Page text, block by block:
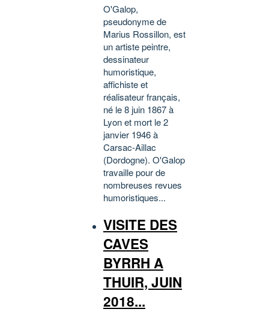
O'Galop,
pseudonyme de
Marius Rossillon, est
un artiste peintre,
dessinateur
humoristique,
affichiste et
réalisateur français,
né le 8 juin 1867 à
Lyon et mort le 2
janvier 1946 à
Carsac-Aillac
(Dordogne). O'Galop
travaille pour de
nombreuses revues
humoristiques...
VISITE DES
CAVES
BYRRH A
THUIR, JUIN
2018...